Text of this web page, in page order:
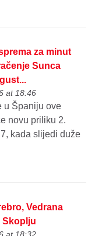
za minut
Sunca
at 18:46
u Španiju ove
novu priliku 2.
kada slijedi duže
Vedrana
Skoplju
at 18:32